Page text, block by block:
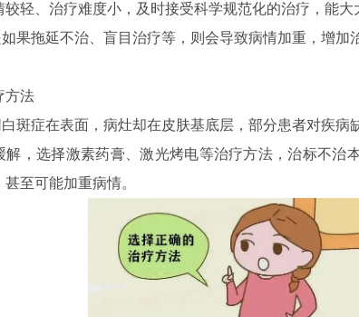
较轻、治疗难度小，及时接受科学规范化的治疗，能大
拖延不治、盲目治疗等，则会导致病情加重，增加
方法
症在表面，病灶却在皮肤基底层，部分患者对疾病
解，选择激素药膏、激光烤电等治疗方法，治标不治
甚至可能加重病情。